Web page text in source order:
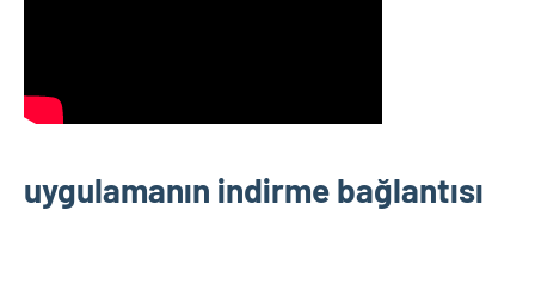
uygulamanın indirme bağlantısı